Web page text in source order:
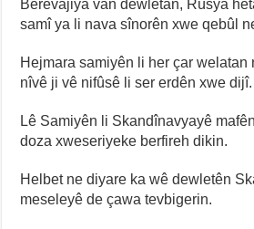
Berevajiya van dewletan, Rûsya
samî ya li nava sînorên xwe qebûl
Hejmara samiyên li her çar welatan
nîvê ji vê nifûsê li ser erdên xwe dijî.
Lê Samiyên li Skandînavyayê
doza xweseriyeke berfireh dikin.
Helbet ne diyare ka wê dewletên
meseleyê de çawa tevbigerin.